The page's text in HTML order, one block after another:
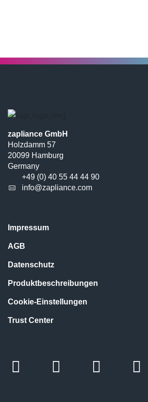
zapliance GmbH
Holzdamm 57
20099 Hamburg
Germany
+49 (0) 40 55 44 44 90
info@zapliance.com
Impressum
AGB
Datenschutz
Produktbeschreibungen
Cookie-Einstellungen
Trust Center